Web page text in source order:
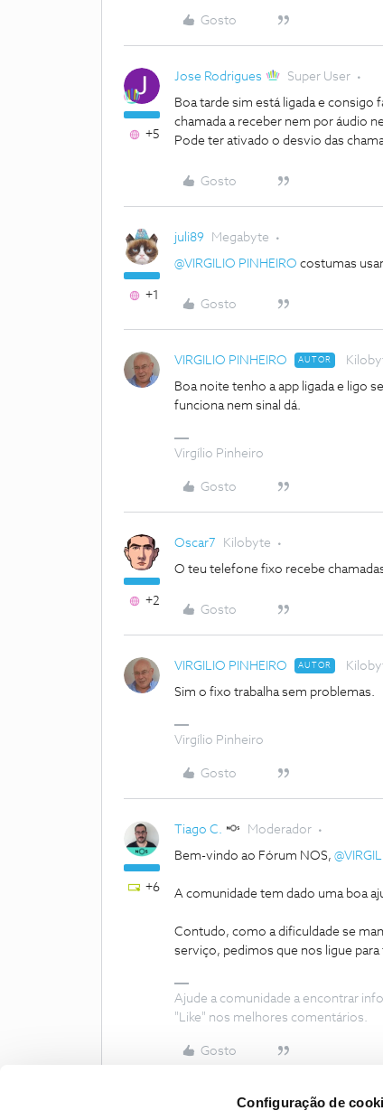
Configuração de
Gosto
+5
Jose Rodrigues Super User
Boa tarde sim está ligada e consigo
chamada a receber nem por áudio
Pode ter ativado o desvio das
Gosto
+1
juli89 Megabyte
@VIRGILIO PINHEIRO costumas
Gosto
VIRGILIO PINHEIRO AUTOR
Boa noite tenho a app ligada e ligo
funciona nem sinal dá.
Virgílio Pinheiro
Gosto
+2
Oscar7 Kilobyte
O teu telefone fixo recebe
Gosto
VIRGILIO PINHEIRO AUTOR
Sim o fixo trabalha sem problemas.
Virgílio Pinheiro
Gosto
+6
Tiago C. Moderador
Bem-vindo ao Fórum NOS,
A comunidade tem dado uma boa
Contudo, como a dificuldade se
serviço, pedimos que nos ligue
Ajude a comunidade a encontrar
"Like" nos melhores comentários.
Gosto